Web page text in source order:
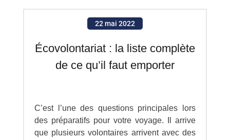
22 mai 2022
Écovolontariat : la liste complète
de ce qu’il faut emporter
C’est l’une des questions principales lors
des préparatifs pour votre voyage. Il arrive
que plusieurs volontaires arrivent avec des